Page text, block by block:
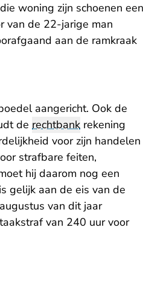
woning zijn schoenen een
van de 22-jarige man
aan de ramkraak
aangericht. Ook de
de rechtbank rekening
voor zijn handelen
strafbare feiten,
hij daarom nog een
gelijk aan de eis van de
van dit jaar
van 240 uur voor